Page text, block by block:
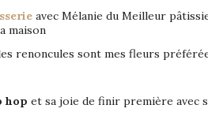
avec Mélanie du Meilleur
maison
renoncules sont mes fleurs
hop et sa joie de finir première avec